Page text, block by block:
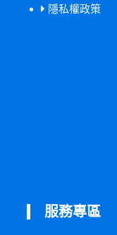
隱私權政策
服務專區